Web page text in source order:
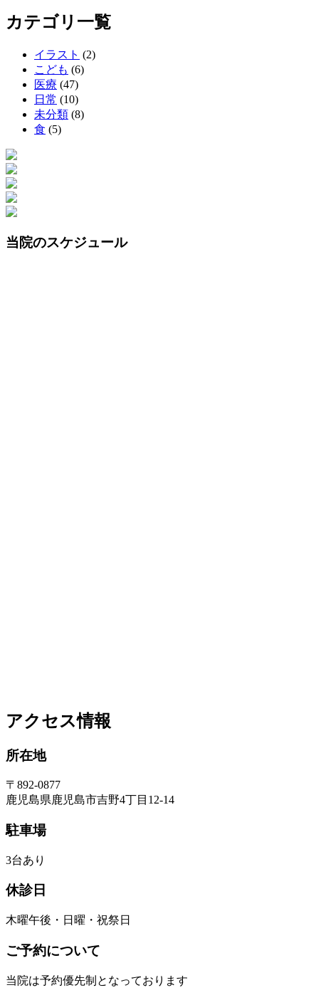
カテゴリ一覧
イラスト (2)
こども (6)
医療 (47)
日常 (10)
未分類 (8)
食 (5)
当院のスケジュール
アクセス情報
所在地
〒892-0877
鹿児島県鹿児島市吉野4丁目12-14
駐車場
3台あり
休診日
木曜午後・日曜・祝祭日
ご予約について
当院は予約優先制となっております